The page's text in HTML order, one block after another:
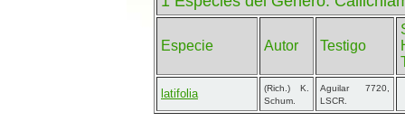
Especie Autor Testigo
latifolia
(Rich.) K.
Schum.
Aguilar 7720,
LSCR.